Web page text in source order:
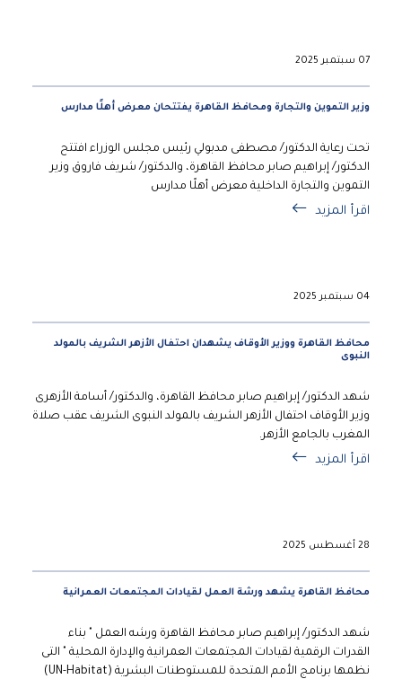
07 سبتمبر 2025
وزير التموين والتجارة ومحافظ القاهرة يفتتحان معرض أهلًا مدارس
تحت رعاية الدكتور/ مصطفى مدبولي رئيس مجلس الوزراء افتتح
الدكتور/ إبراهيم صابر محافظ القاهرة، والدكتور/ شريف فاروق وزير
التموين والتجارة الداخلية معرض أهلًا مدارس
اقرأ المزيد
04 سبتمبر 2025
محافظ القاهرة ووزير الأوقاف يشهدان احتفال الأزهر الشريف بالمولد
النبوى
شهد الدكتور/ إبراهيم صابر محافظ القاهرة، والدكتور/ أسامة الأزهرى
وزير الأوقاف احتفال الأزهر الشريف بالمولد النبوى الشريف عقب صلاة
المغرب بالجامع الأزهر.
اقرأ المزيد
28 أغسطس 2025
محافظ القاهرة يشهد ورشة العمل لقيادات المجتمعات العمرانية
شهد الدكتور/ إبراهيم صابر محافظ القاهرة ورشه العمل " بناء
القدرات الرقمية لقيادات المجتمعات العمرانية والإدارة المحلية " التى
نظمها برنامج الأمم المتحدة للمستوطنات البشرية (UN-Habitat)